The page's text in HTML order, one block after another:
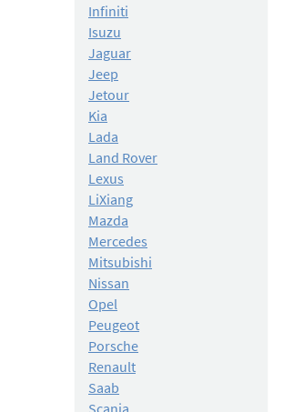
Infiniti
Isuzu
Jaguar
Jeep
Jetour
Kia
Lada
Land Rover
Lexus
LiXiang
Mazda
Mercedes
Mitsubishi
Nissan
Opel
Peugeot
Porsche
Renault
Saab
Scania